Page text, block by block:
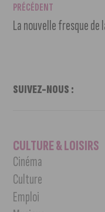
PRÉCÉDENT
SUIVEZ-NOUS :
CULTURE & LOISIRS
Cinéma
Culture
Emploi